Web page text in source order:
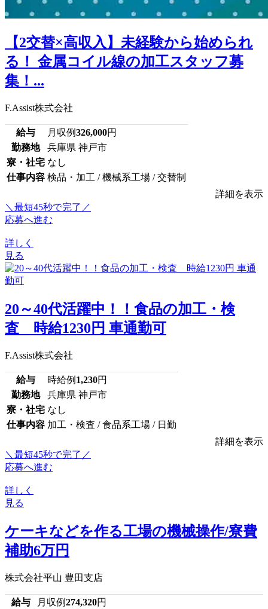
【2交替×高収入】未経験から始められ
る！ 金属コイル線の加工スタッフ募
集！...
F.Assist株式会社
給与 月収例326,000円
勤務地
兵庫県 神戸市
寮・社宅 なし
仕事内容 検品・加工 / 機械系工場 / 交替制
詳細を表示
＼最短45秒で完了／
応募へ進む
詳しく
見る
20～40代活躍中！！食品の加工・検
査 時給1230円 車通勤可
F.Assist株式会社
給与 時給例 1,230円
勤務地
兵庫県 神戸市
寮・社宅 なし
仕事内容 加工・検査 / 食品系工場 / 日勤
詳細を表示
＼最短45秒で完了／
応募へ進む
詳しく
見る
ケーキなどを作る工場の機械操作/寮費
補助6万円
株式会社平山 豊田支店
給与 月収例274,320円